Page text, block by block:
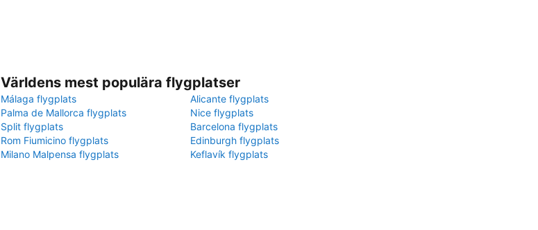
Världens mest populära flygplatser
Málaga flygplats
Alicante flygplats
Palma de Mallorca flygplats
Nice flygplats
Split flygplats
Barcelona flygplats
Rom Fiumicino flygplats
Edinburgh flygplats
Milano Malpensa flygplats
Keflavík flygplats